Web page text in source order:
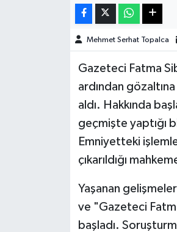
Mehmet Serhat Topalca
Gazeteci Fatma
ardından
aldı. Hakkında
geçmişte yaptığı
Emniyetteki
çıkarıldığı
Yaşanan
ve "Gazeteci
başladı.
SürManşet
KAHRAMANMARAŞ